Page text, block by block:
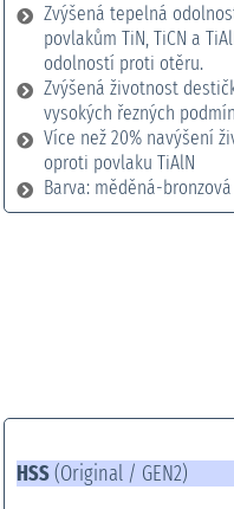
Zvýšená tepelná
povlakům TiN, TiCN a
odolností proti otěru.
Zvýšená životnost
vysokých řezných
Více než 20% navýšení
oproti povlaku TiAlN
Barva: měděná-bronzová
HSS(Original / GEN2)